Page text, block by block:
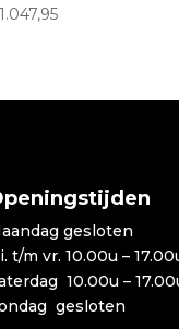
gesloten
t/m vr. 10.00u –
10.00u –
gesloten